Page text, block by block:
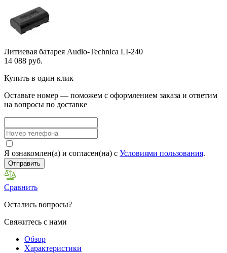
Литиевая батарея Audio-Technica LI-240
14 088 руб.
Купить в один клик
Оставьте номер — поможем с оформлением заказа и ответим
на вопросы по доставке
Я ознакомлен(а) и согласен(на) с Условиями пользования.
Отправить
Сравнить
Остались вопросы?
Свяжитесь с нами
Обзор
Характеристики